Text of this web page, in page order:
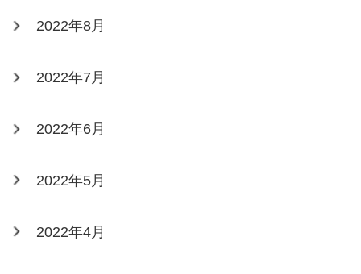
2022年8月
2022年7月
2022年6月
2022年5月
2022年4月